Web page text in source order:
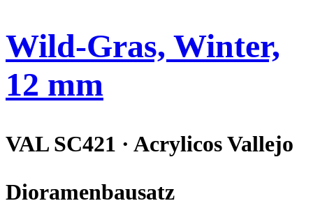
Wild-Gras, Winter,
12 mm
VAL SC421 · Acrylicos Vallejo
Dioramenbausatz